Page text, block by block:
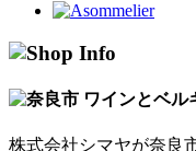
株式会社シマヤが奈良